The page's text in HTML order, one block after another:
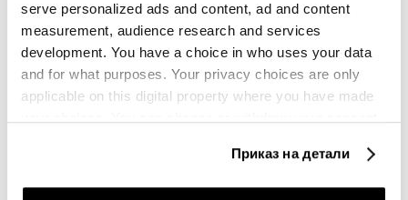
serve personalized ads and content, ad and content
measurement, audience research and services
development. You have a choice in who uses your data
and for what purposes. Your privacy choices are only
applicable on this digital property where you have made
Приказ на детали
НАФТА САД ИРАН ИЗРАЕЛ
Како нападите на Хутите во
Црвеното Море го влошуваат